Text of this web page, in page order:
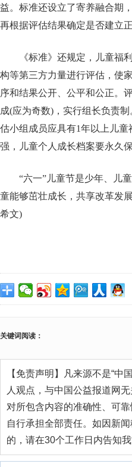
益。标准还设立了寄养融合期
再根据评估结果确定是否建立
《标准》还规定，儿童福
构等第三方力量进行评估，使
序和结果公开、公平和公正。
成(应为奇数)，实行组长负责
估小组成员应具有1年以上儿
强，儿童个人成长档案要永久保
“六一”儿童节是少年、儿
童能够茁壮成长，共享改革发
希文)
关键词阅读：
【免责声明】凡来源不是“中
人观点，与中国公益报道网
对所包含内容的准确性、可
自行承担全部责任。如因新
的，请在30个工作日内告知我